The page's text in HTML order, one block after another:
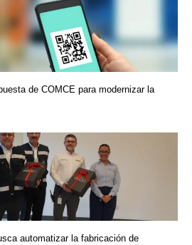
de COMCE para modernizar la
automatizar la fabricación de